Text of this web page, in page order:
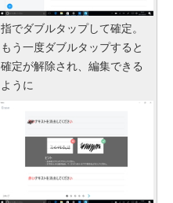
指でダブルタップして確定。
もう一度ダブルタップすると
確定が解除され、編集できる
ように